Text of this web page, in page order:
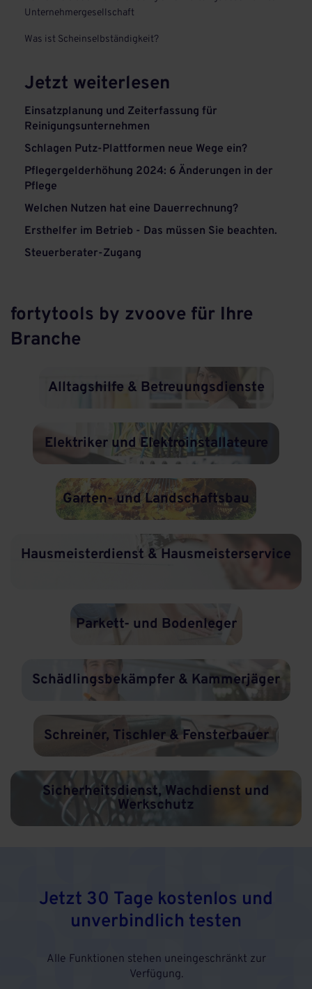
Unternehmergesellschaft
Was ist Scheinselbständigkeit?
Jetzt weiterlesen
Einsatzplanung und Zeiterfassung für
Reinigungsunternehmen
Schlagen Putz-Plattformen neue Wege ein?
Pflegergelderhöhung 2024: 6 Änderungen in der
Pflege
Welchen Nutzen hat eine Dauerrechnung?
Ersthelfer im Betrieb - Das müssen Sie beachten.
Steuerberater-Zugang
fortytools by zvoove für Ihre
Branche
Alltagshilfe & Betreuungsdienste
Elektriker und Elektroinstallateure
Garten- und Landschaftsbau
Hausmeisterdienst & Hausmeisterservice
Parkett- und Bodenleger
Schädlingsbekämpfer & Kammerjäger
Schreiner, Tischler & Fensterbauer
Sicherheitsdienst, Wachdienst und
Werkschutz
Jetzt 30 Tage kostenlos und
unverbindlich testen
Alle Funktionen stehen uneingeschränkt zur
Verfügung.